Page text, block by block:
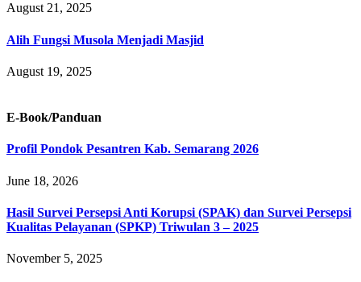
August 21, 2025
Alih Fungsi Musola Menjadi Masjid
August 19, 2025
E-Book/Panduan
Profil Pondok Pesantren Kab. Semarang 2026
June 18, 2026
Hasil Survei Persepsi Anti Korupsi (SPAK) dan Survei Persepsi
Kualitas Pelayanan (SPKP) Triwulan 3 – 2025
November 5, 2025